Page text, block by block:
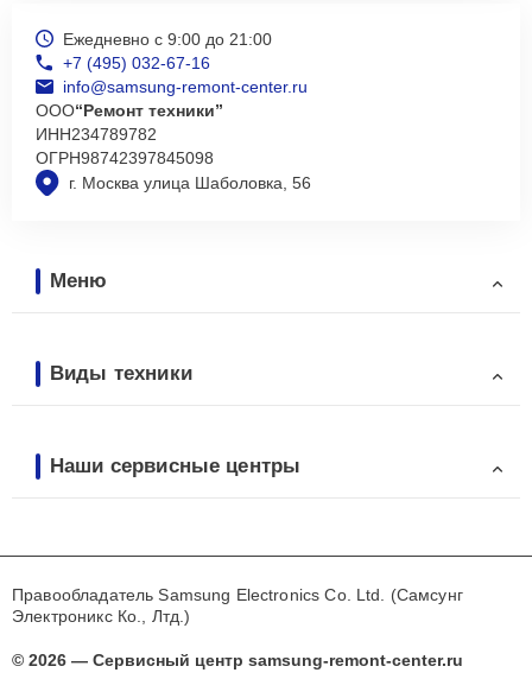
г. Москва улица Шаболовка, 56
Ежедневно с 9:00 до 21:00
+7 (495) 032-67-16
info@samsung-remont-center.ru
ООО“Ремонт техники”
ИНН234789782
ОГРН98742397845098
Меню
Виды техники
Наши сервисные центры
Правообладатель Samsung Electronics Co. Ltd. (Самсунг
Электроникс Ко., Лтд.)
© 2026 — Сервисный центр samsung-remont-center.ru